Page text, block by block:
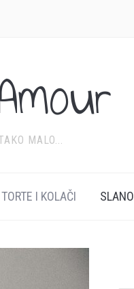
MALO...
TORTE I KOLAČI SLANO